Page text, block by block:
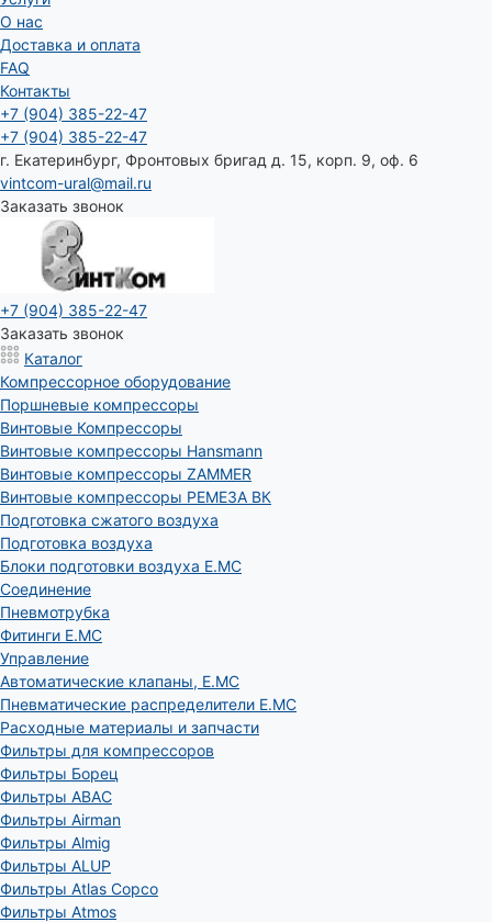
О нас
Доставка и оплата
FAQ
Контакты
+7 (904) 385-22-47
+7 (904) 385-22-47
г. Екатеринбург, Фронтовых бригад д. 15, корп. 9, оф. 6
vintcom-ural@mail.ru
Заказать звонок
+7 (904) 385-22-47
Заказать звонок
Каталог
Компрессорное оборудование
Поршневые компрессоры
Винтовые Компрессоры
Винтовые компрессоры Hansmann
Винтовые компрессоры ZAMMER
Винтовые компрессоры РЕМЕЗА ВК
Подготовка сжатого воздуха
Подготовка воздуха
Блоки подготовки воздуха E.MC
Соединение
Пневмотрубка
Фитинги E.MC
Управление
Автоматические клапаны, Е.МС
Пневматические распределители E.MC
Расходные материалы и запчасти
Фильтры для компрессоров
Фильтры Борец
Фильтры ABAC
Фильтры Airman
Фильтры Almig
Фильтры ALUP
Фильтры Atlas Copco
Фильтры Atmos